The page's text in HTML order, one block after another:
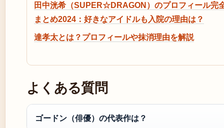
田中洸希（SUPER☆DRAGON）のプロフィール完
まとめ2024：好きなアイドルも入院の理由は？
達孝太とは？プロフィールや抹消理由を解説
よくある質問
ゴードン（俳優）の代表作は？